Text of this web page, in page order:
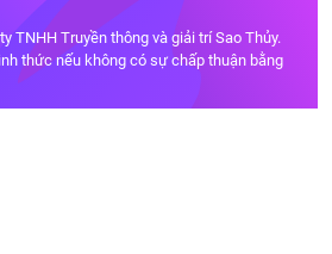
TNHH Truyền thông và giải trí Sao Thủy.
thức nếu không có sự chấp thuận bằng